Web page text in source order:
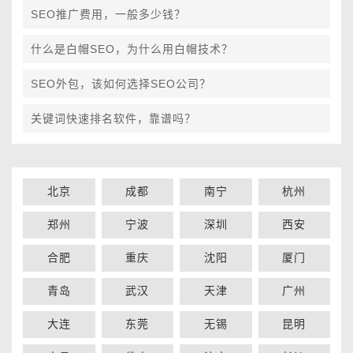
SEO推广费用，一般多少钱？
什么是白帽SEO，为什么用白帽技术？
SEO外包，该如何选择SEO公司？
关键词快速排名软件，靠谱吗？
北京 成都 南宁 杭州
郑州 宁波 深圳 西安
合肥 重庆 沈阳 厦门
青岛 武汉 天津 广州
大连 东莞 无锡 昆明